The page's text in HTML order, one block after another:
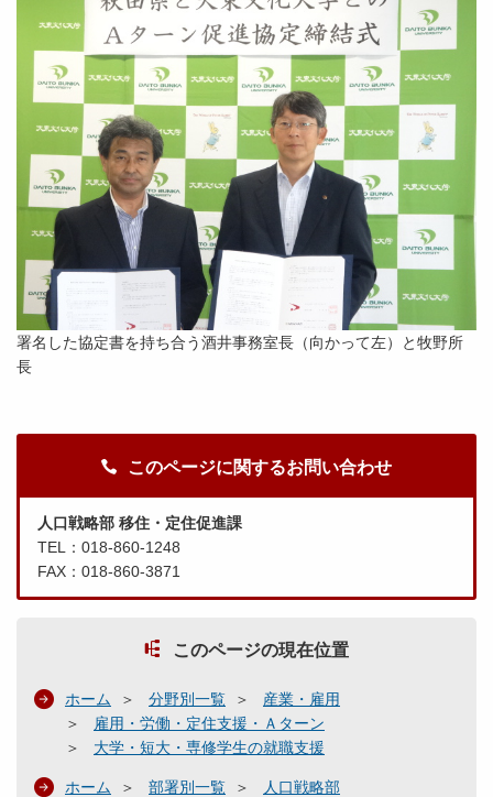
署名した協定書を持ち合う酒井事務室長（向かって左）と牧野所
長
このページに関するお問い合わせ
人口戦略部 移住・定住促進課
TEL：018-860-1248
FAX：018-860-3871
このページの現在位置
ホーム 分野別一覧
産業・雇用
雇用・労働・定住支援・Ａターン
大学・短大・専修学生の就職支援
ホーム 部署別一覧
人口戦略部